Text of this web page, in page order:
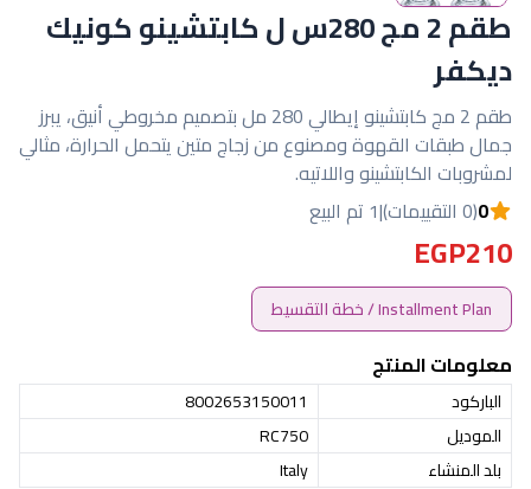
طقم 2 مج 280س ل كابتشينو كونيك
ديكفر
طقم 2 مج كابتشينو إيطالي 280 مل بتصميم مخروطي أنيق، يبرز
جمال طبقات القهوة ومصنوع من زجاج متين يتحمل الحرارة، مثالي
لمشروبات الكابتشينو واللاتيه.
0(0 التقييمات) |1 تم البيع
EGP210
Installment Plan / خطة التقسيط
معلومات المنتج
الباركود
8002653150011
الموديل
RC750
بلد المنشاء
Italy